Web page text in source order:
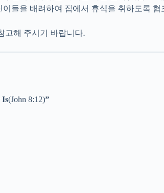
들을 배려하여 집에서 휴식을 취하도록
고해 주시기 바랍니다.
Is(John 8:12)”